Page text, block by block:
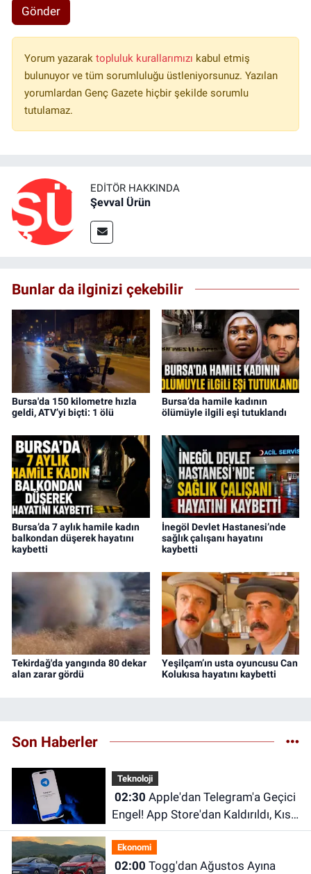
Gönder
Yorum yazarak topluluk kurallarımızı kabul etmiş
bulunuyor ve tüm sorumluluğu üstleniyorsunuz. Yazılan
yorumlardan Genç Gazete hiçbir şekilde sorumlu
tutulamaz.
EDITÖR HAKKINDA
Şevval Ürün
Bunlar da ilginizi çekebilir
Bursa'da 150 kilometre hızla
geldi, ATV’yi biçti: 1 ölü
Bursa’da hamile kadının
ölümüyle ilgili eşi tutuklandı
Bursa’da 7 aylık hamile kadın
balkondan düşerek hayatını
kaybetti
İnegöl Devlet Hastanesi’nde
sağlık çalışanı hayatını
kaybetti
Tekirdağ'da yangında 80 dekar
alan zarar gördü
Yeşilçam’ın usta oyuncusu Can
Kolukısa hayatını kaybetti
Son Haberler
Teknoloji
02:30
Engel! App Store'dan Kaldırıldı, Kısa
Süre Sonra Geri Döndü
Ekonomi
02:00